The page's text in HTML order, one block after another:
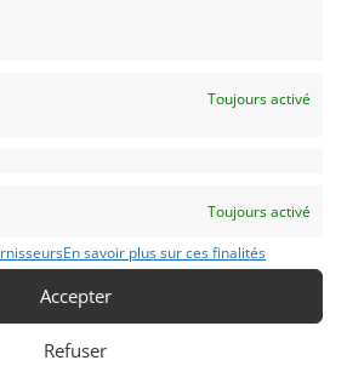
Toujours activé
Toujours activé
En savoir plus sur ces finalités
Accepter
Refuser